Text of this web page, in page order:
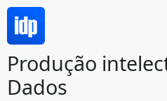
Produção
Dados